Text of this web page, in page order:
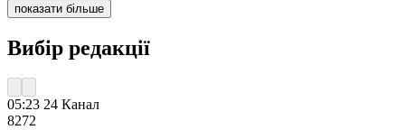
показати більше
Вибір редакції
05:23 24 Канал
8272